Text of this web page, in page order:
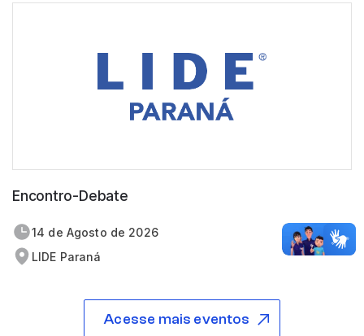
Encontro-Debate
14 de agosto de 2026
LIDE Paraná
Acesse mais eventos